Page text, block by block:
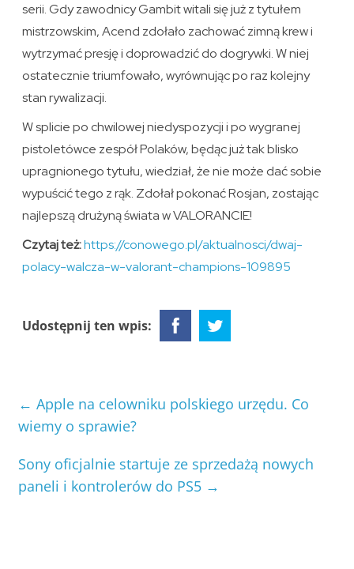
serii. Gdy zawodnicy Gambit witali się już z tytułem
mistrzowskim, Acend zdołało zachować zimną krew i
wytrzymać presję i doprowadzić do dogrywki. W niej
ostatecznie triumfowało, wyrównując po raz kolejny
stan rywalizacji.
W splicie po chwilowej niedyspozycji i po wygranej
pistoletówce zespół Polaków, będąc już tak blisko
upragnionego tytułu, wiedział, że nie może dać sobie
wypuścić tego z rąk. Zdołał pokonać Rosjan, zostając
najlepszą drużyną świata w VALORANCIE!
Czytaj też:https://conowego.pl/aktualnosci/dwaj-
polacy-walcza-w-valorant-champions-109895
Udostępnij ten wpis:
← Apple na celowniku polskiego urzędu. Co
wiemy o sprawie?
Sony oficjalnie startuje ze sprzedażą nowych
paneli i kontrolerów do PS5 →